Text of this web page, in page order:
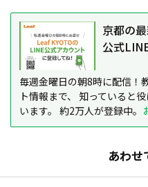
京都の
公式
毎週金曜日の朝8時に配信！
ト情報まで、 知っていると
います。 約2万人が登録中。
あわせ